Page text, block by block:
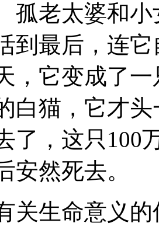
孤老太婆和
到最后，连
，它变成了
白猫，它才
了，这只100
安然死去。
关生命意义